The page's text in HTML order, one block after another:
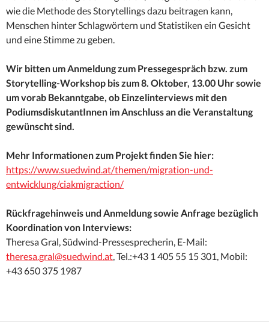
wie die Methode des Storytellings dazu beitragen kann,
Menschen hinter Schlagwörtern und Statistiken ein Gesicht
und eine Stimme zu geben.
Wir bitten um Anmeldung zum Pressegespräch bzw. zum
Storytelling-Workshop bis zum 8. Oktober, 13.00 Uhr sowie
um vorab Bekanntgabe, ob Einzelinterviews mit den
PodiumsdiskutantInnen im Anschluss an die Veranstaltung
gewünscht sind.
Mehr Informationen zum Projekt finden Sie hier:
https://www.suedwind.at/themen/migration-und-
entwicklung/ciakmigraction/
Rückfragehinweis und Anmeldung sowie Anfrage bezüglich
Koordination von Interviews:
Theresa Gral, Südwind-Pressesprecherin, E-Mail:
theresa.gral@suedwind.at, Tel.:+43 1 405 55 15 301, Mobil:
+43 650 375 1987